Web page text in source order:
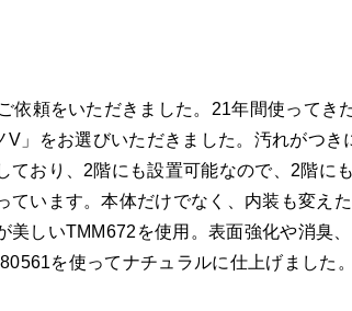
頼をいただきました。21年間使ってき
」をお選びいただきました。汚れがつき
おり、2階にも設置可能なので、2階に
います。本体だけでなく、内装も変え
しいTMM672を使用。表面強化や消臭
を使ってナチュラルに仕上げました